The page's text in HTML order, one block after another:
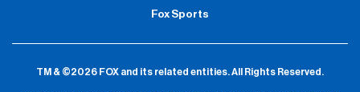
Fox Sports
TM & ©2026 FOX and its related entities.All Rights Reserved.